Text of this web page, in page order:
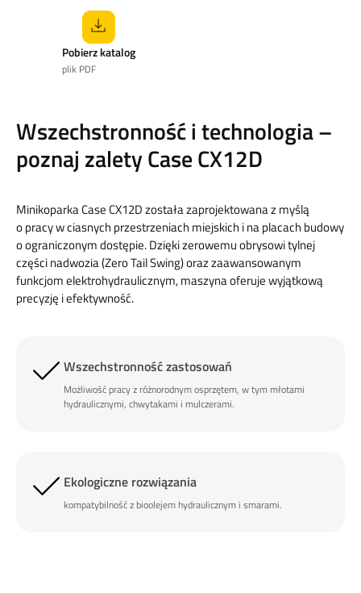
Pobierz katalog
plik PDF
Wszechstronność i technologia –
poznaj zalety Case CX12D
Minikoparka Case CX12D została zaprojektowana z myślą
o pracy w ciasnych przestrzeniach miejskich i na placach budowy
o ograniczonym dostępie.Dzięki zerowemu obrysowi tylnej
części nadwozia (Zero Tail Swing) oraz zaawansowanym
funkcjom elektrohydraulicznym, maszyna oferuje wyjątkową
precyzję i efektywność.
Wszechstronność zastosowań
Możliwość pracy z różnorodnym osprzętem, w tym młotami
hydraulicznymi, chwytakami i mulczerami.
Ekologiczne rozwiązania
kompatybilność z bioolejem hydraulicznym i smarami.